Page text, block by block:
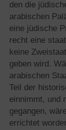
den die
arabischen
eine jüdische
recht eine
keine
geben wird.
arabischen
Teil der
einnimmt, und
gegangen,
errichtet